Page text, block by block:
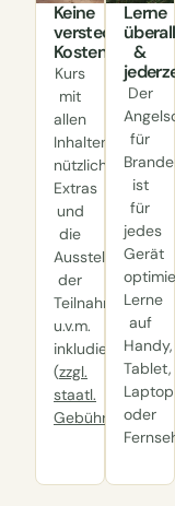
Keine
versteckten
Kosten
Kurs
mit
allen
Inhalten,
nützliche
Extras
und
die
Ausstellung
der
u.v.m.
inkludiert.
(zzgl.
staatl.
Gebühren)
Lerne
überall
&
Der
für
ist
für
jedes
Gerät
Lerne
auf
Handy,
Tablet,
Laptop
oder